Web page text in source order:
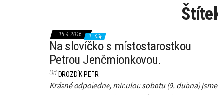
15.4.2016 1
Na slovíčko s místostarostkou
Petrou Jenčmionkovou.
Od DROZDÍK PETR
Krásné odpoledne, minulou sobotu (9. dubna) jsme